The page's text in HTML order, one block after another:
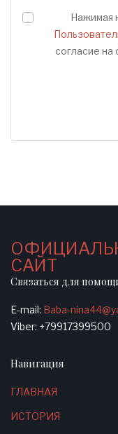
Нажимая
согласие на
САЙТ
Связаться для
E-mail: Baba-
Viber: +79917399500
Навигация
ГЛАВНАЯ
ИСТОРИЯ